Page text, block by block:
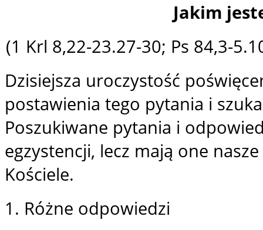
Jakim
(1 Krl 8,22-23.27-30; Ps 84,3-
Dzisiejsza uroczystość
postawienia tego pytania i
Poszukiwane pytania i
egzystencji, lecz mają one
Kościele.
1. Różne odpowiedzi